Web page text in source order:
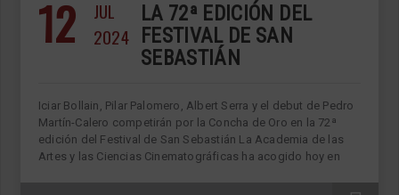
12
JUL
2024
LA 72ª EDICIÓN DEL
FESTIVAL DE SAN
SEBASTIÁN
Iciar Bollain, Pilar Palomero, Albert Serra y el debut de Pedro
Martín-Calero competirán por la Concha de Oro en la 72ª
edición del Festival de San Sebastián La Academia de las
Artes y las Ciencias Cinematográficas ha acogido hoy en